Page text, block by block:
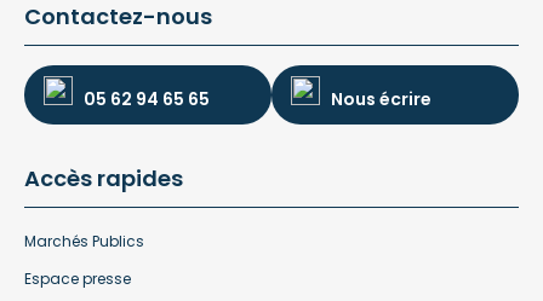
Contactez-nous
05 62 94 65 65 Nous écrire
Accès rapides
Marchés Publics
Espace presse